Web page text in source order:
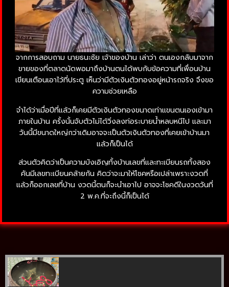
จากการสอบถาม นายธนะชัย เจ้าของบ้าน เล่าว่า ตนเองกลับมาจาก
ขายของที่ตลาดนัดพอมาถึงบ้านตนได้พบกับข้อความที่เพื่อนบ้าน
เขียนเตือนเอาไว้ที่ประตู เห็นว่ามีตัวเงินตัวทองอยู่หน้ารถจริง จึงขอ
ความช่วยเหลือ
จำได้ว่าเมื่อปีที่แล้วก็เคยมีตัวเงินตัวทองขนาดเท่าแขนตนเองเข้ามา
ภายในบ้าน ครั้งนั้นจับตัวไม่ได้วิ่งลงท่อระบายน้ำหลบหนีไป และมา
วันนี้มีขนาดใหญ่กว่าเดิมอาจจะเป็นตัวเงินตัวทองที่เคยเข้าบ้านมา
แล้วก็เป็นได้
ส่วนตัวคิดว่าเป็นความบังเอิญทั้งบ้านเลขที่และทะเบียนรถทั้งสอง
คันมีเลขทะเบียนคล้ายกัน คิดว่าจะมาให้โชคหรือเปล่าเพราะงวดที่
แล้วก็ออกเลขที่บ้าน งวดนี้ตนก็จะนำเอาไป อาจจะโชคดีในงวดวันที่
2 พ.ค.ที่จะถึงนี้ก็เป็นได้